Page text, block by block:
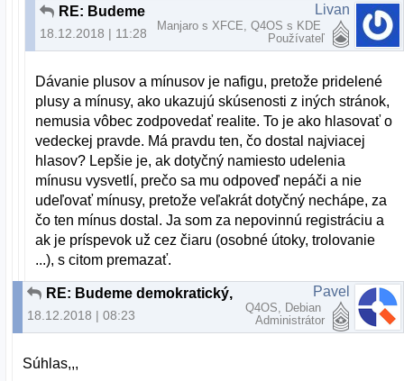
18.12.2018 | 11:28
Livan
Manjaro s XFCE, Q4OS s KDE
Používateľ
Dávanie plusov a mínusov je nafigu, pretože pridelené
plusy a mínusy, ako ukazujú skúsenosti z iných stránok,
nemusia vôbec zodpovedať realite. To je ako hlasovať o
vedeckej pravde. Má pravdu ten, čo dostal najviacej
hlasov? Lepšie je, ak dotyčný namiesto udelenia
mínusu vysvetlí, prečo sa mu odpoveď nepáči a nie
udeľovať mínusy, pretože veľakrát dotyčný nechápe, za
čo ten mínus dostal. Ja som za nepovinnú registráciu a
ak je príspevok už cez čiaru (osobné útoky, trolovanie
...), s citom premazať.
18.12.2018 | 08:23
Pavel
Q4OS, Debian
Administrátor
Súhlas,,,